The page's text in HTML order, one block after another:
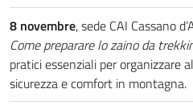
8 novembre, sede CAI Cassano
Come preparare lo zaino da
pratici essenziali per organizzare
sicurezza e comfort in montagna.